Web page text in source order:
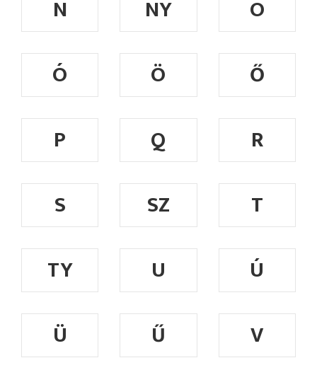
N
NY
O
Ó
Ö
Ő
P
Q
R
S
SZ
T
TY
U
Ú
Ü
Ű
V